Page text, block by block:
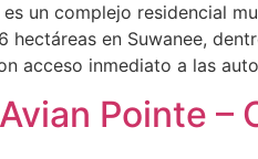
un complejo residencial
hectáreas en Suwanee,
acceso inmediato a las
Pointe –